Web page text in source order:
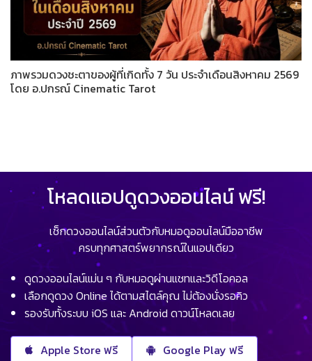
ภาพรวมดวงชะตาของผู้ที่เกิดทั้ง 7 วัน ประจำเดือนสิงหาคม 2569
โดย อ.ปกรณ์ Cinematic Tarot
โหลดแอปดูดวงออนไลน์ ฟรี!
เช็กดวงออนไลน์ส่วนตัวกับหมอดูออนไลน์มืออาชีพ
ครบทุกศาสตร์พยากรณ์ในแอปเดียว
ดูดวงออนไลน์แม่น ๆ กับหมอดูผ่านแชทและวิดีโอคอล
เลือกดูดวง Online ได้ตามสไตล์คุณ ไม่ต้องนั่งรอคิว
รองรับทั้งระบบ iOS และ Android ดาวน์โหลดเลย
Apple Store ฟรี Google Play ฟรี